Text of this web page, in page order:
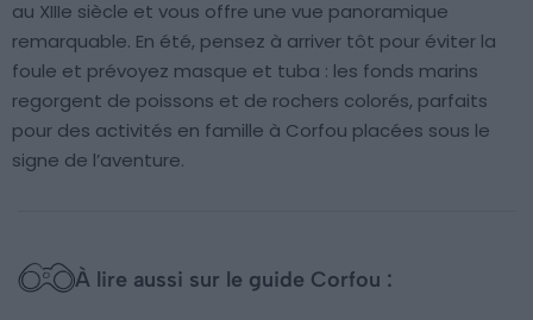
au XIIIe siècle et vous offre une vue panoramique
remarquable. En été, pensez à arriver tôt pour éviter la
foule et prévoyez masque et tuba : les fonds marins
regorgent de poissons et de rochers colorés, parfaits
pour des activités en famille à Corfou placées sous le
signe de l’aventure.
À lire aussi sur le guide Corfou :